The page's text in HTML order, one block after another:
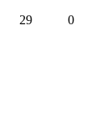
29 0